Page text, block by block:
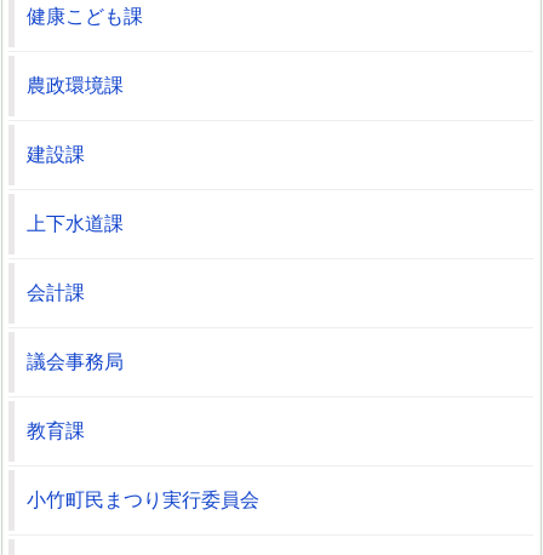
健康こども課
農政環境課
建設課
上下水道課
会計課
議会事務局
教育課
小竹町民まつり実行委員会